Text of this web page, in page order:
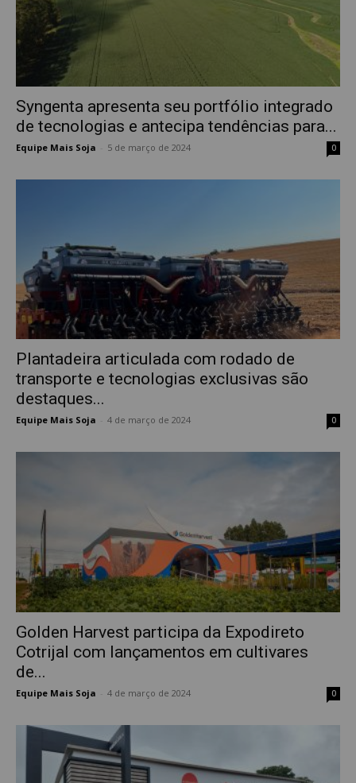
Syngenta apresenta seu portfólio integrado
de tecnologias e antecipa tendências para...
Equipe Mais Soja 5 de março de 2024 0
Plantadeira articulada com rodado de
transporte e tecnologias exclusivas são
destaques...
Equipe Mais Soja 4 de março de 2024 0
Golden Harvest participa da Expodireto
Cotrijal com lançamentos em cultivares
de...
Equipe Mais Soja 4 de março de 2024 0